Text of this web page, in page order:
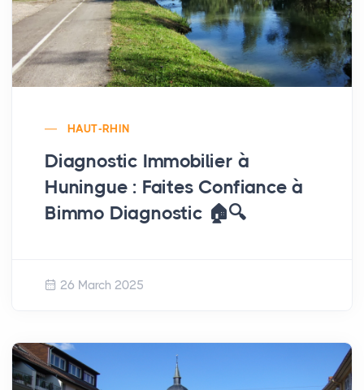
HAUT-RHIN
Diagnostic Immobilier à
Huningue : Faites Confiance à
Bimmo Diagnostic 🏠🔍
26 March 2025